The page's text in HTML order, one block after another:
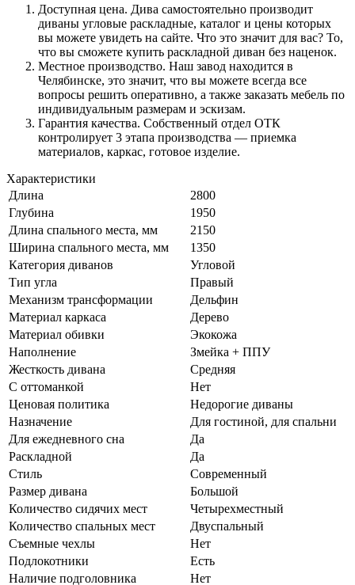
Доступная цена. Дива самостоятельно производит
диваны угловые раскладные, каталог и цены которых
вы можете увидеть на сайте. Что это значит для вас? То,
что вы сможете купить раскладной диван без наценок.
Местное производство. Наш завод находится в
Челябинске, это значит, что вы можете всегда все
вопросы решить оперативно, а также заказать мебель по
индивидуальным размерам и эскизам.
Гарантия качества. Собственный отдел ОТК
контролирует 3 этапа производства — приемка
материалов, каркас, готовое изделие.
Характеристики
Длина
2800
Глубина
1950
Длина спального места, мм
2150
Ширина спального места, мм
1350
Категория диванов
Угловой
Тип угла
Правый
Механизм трансформации
Дельфин
Материал каркаса
Дерево
Материал обивки
Экокожа
Наполнение
Змейка + ППУ
Жесткость дивана
Средняя
С оттоманкой
Нет
Ценовая политика
Недорогие диваны
Назначение
Для гостиной, для спальни
Для ежедневного сна
Да
Раскладной
Да
Стиль
Современный
Размер дивана
Большой
Количество сидячих мест
Четырехместный
Количество спальных мест
Двуспальный
Съемные чехлы
Нет
Подлокотники
Есть
Наличие подголовника
Нет